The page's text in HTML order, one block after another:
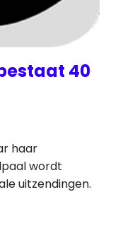
40
haar
wordt
uitzendingen.